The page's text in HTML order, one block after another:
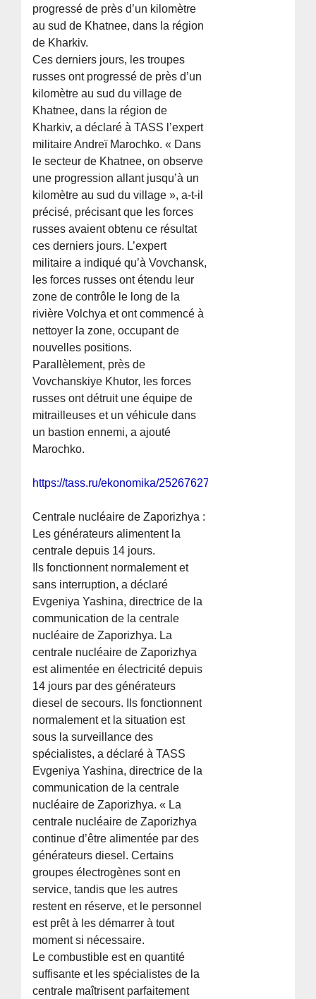
progressé de près d’un kilomètre
au sud de Khatnee, dans la région
de Kharkiv.
Ces derniers jours, les troupes
russes ont progressé de près d’un
kilomètre au sud du village de
Khatnee, dans la région de
Kharkiv, a déclaré à TASS l’expert
militaire Andreï Marochko. « Dans
le secteur de Khatnee, on observe
une progression allant jusqu’à un
kilomètre au sud du village », a-t-il
précisé, précisant que les forces
russes avaient obtenu ce résultat
ces derniers jours. L’expert
militaire a indiqué qu’à Vovchansk,
les forces russes ont étendu leur
zone de contrôle le long de la
rivière Volchya et ont commencé à
nettoyer la zone, occupant de
nouvelles positions.
Parallèlement, près de
Vovchanskiye Khutor, les forces
russes ont détruit une équipe de
mitrailleuses et un véhicule dans
un bastion ennemi, a ajouté
Marochko.
https://tass.ru/ekonomika/25267627
Centrale nucléaire de Zaporizhya :
Les générateurs alimentent la
centrale depuis 14 jours.
Ils fonctionnent normalement et
sans interruption, a déclaré
Evgeniya Yashina, directrice de la
communication de la centrale
nucléaire de Zaporizhya. La
centrale nucléaire de Zaporizhya
est alimentée en électricité depuis
14 jours par des générateurs
diesel de secours. Ils fonctionnent
normalement et la situation est
sous la surveillance des
spécialistes, a déclaré à TASS
Evgeniya Yashina, directrice de la
communication de la centrale
nucléaire de Zaporizhya. « La
centrale nucléaire de Zaporizhya
continue d’être alimentée par des
générateurs diesel. Certains
groupes électrogènes sont en
service, tandis que les autres
restent en réserve, et le personnel
est prêt à les démarrer à tout
moment si nécessaire.
Le combustible est en quantité
suffisante et les spécialistes de la
centrale maîtrisent parfaitement